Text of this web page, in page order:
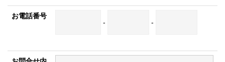
お電話番号
-
-